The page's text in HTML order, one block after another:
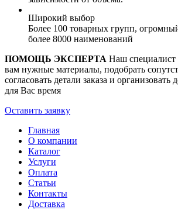
Широкий выбор
Более 100 товарных групп,
более 8000 наименований
ПОМОЩЬ ЭКСПЕРТА Наш специалист
вам нужные материалы, подобрать
согласовать детали заказа и организовать
для Вас время
Оставить заявку
Главная
О компании
Каталог
Услуги
Оплата
Статьи
Контакты
Доставка